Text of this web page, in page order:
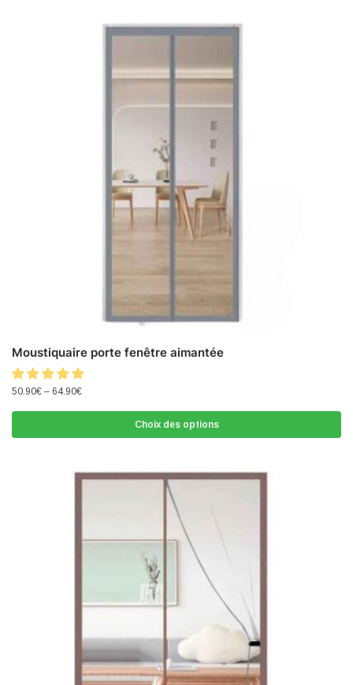
Moustiquaire porte fenêtre aimantée
50.90€ – 64.90€
Choix des options